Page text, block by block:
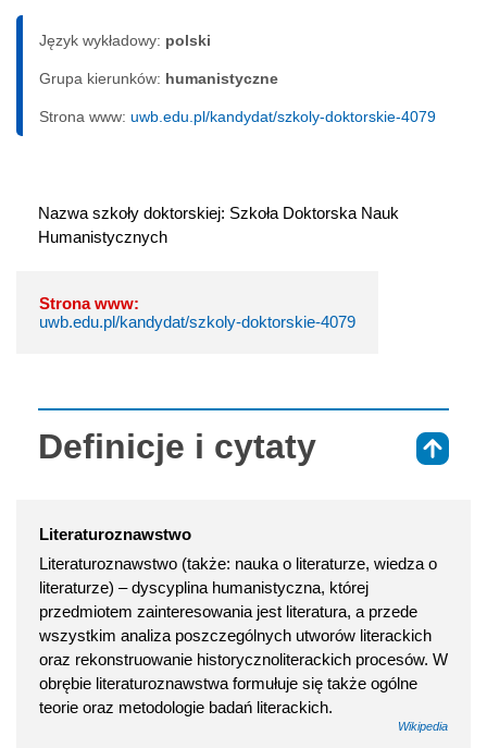
Język wykładowy: polski
Grupa kierunków: humanistyczne
Strona www: uwb.edu.pl/kandydat/szkoly-doktorskie-4079
Nazwa szkoły doktorskiej: Szkoła Doktorska Nauk
Humanistycznych
Strona www:
uwb.edu.pl/kandydat/szkoly-doktorskie-4079
Definicje i cytaty
Literaturoznawstwo
Literaturoznawstwo (także: nauka o literaturze, wiedza o
literaturze) – dyscyplina humanistyczna, której
przedmiotem zainteresowania jest literatura, a przede
wszystkim analiza poszczególnych utworów literackich
oraz rekonstruowanie historycznoliterackich procesów. W
obrębie literaturoznawstwa formułuje się także ogólne
teorie oraz metodologie badań literackich.
Wikipedia